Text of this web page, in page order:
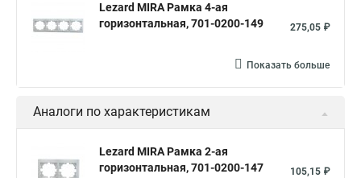
Lezard MIRA Рамка 4-ая
горизонтальная, 701-0200-149
275,05 ₽
Показать больше
Аналоги по характеристикам
Lezard MIRA Рамка 2-ая
горизонтальная, 701-0200-147
105,15 ₽